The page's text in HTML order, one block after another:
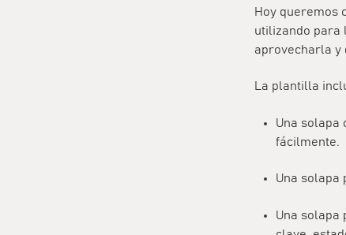
Hoy queremos
utilizando para
aprovecharla y
La plantilla
Una solapa
fácilmente.
Una solapa
Una solapa